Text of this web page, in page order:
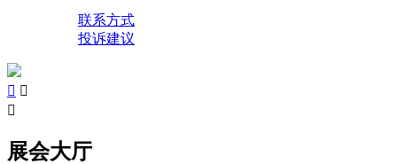
联系方式
投诉建议
 

展会大厅